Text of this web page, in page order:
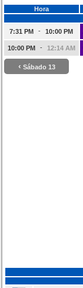
Hora
7:31 PM
- 10:00 PM
10:00 PM - 12:14 AM
‹ Sábado 13